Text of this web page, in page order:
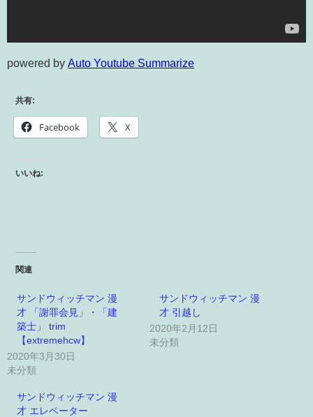
powered by Auto Youtube Summarize
共有:
Facebook X
いいね:
関連
サンドウィッチマン 漫
才 「謝罪会見」・「建
築士」 trim
【extremehcw】
2020年3月30日
未分類
サンドウィッチマン 漫
才 引越し
2020年2月12日
未分類
サンドウィッチマン 漫
才 エレベーター